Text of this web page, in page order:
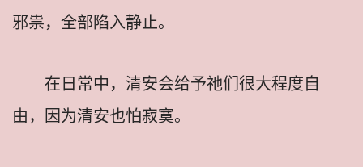
邪祟，全部陷入静止。
在日常中，清安会给予祂们很大程度自
由，因为清安也怕寂寞。